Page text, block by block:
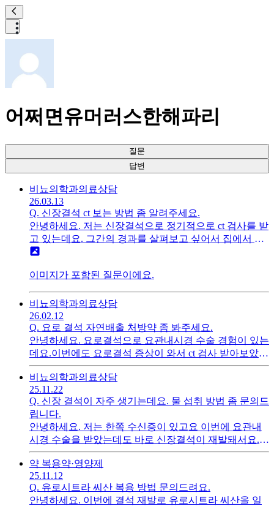
어쩌면유머러스한해파리
질문
답변
비뇨의학과의료상담
26.03.13
Q. 신장결석 ct 보는 방법 좀 알려주세요.
안녕하세요. 저는 신장결석으로 정기적으로 ct 검사를 받
고 있는데요. 그간의 경과를 살펴보고 싶어서 집에서 자
료를 열어봤는데 보기가 어렵네요..다른 슬라이스에서
요.아래 사진 캡처해서 업로드해보았는데요. 오른쪽에
하얀 점 1개, 왼쪽에 위아래로 하얀 점 2개가 보이는데요.
작년에 요관 결석 제거 수술 받은 직후에 찍은 것에도 보
이더라고요.결석 제거 후에 찍은 거라서 결석은 아닌 것
같은데요.이건 무슨 석회화라고 봐야 할까요? 아니면 ct
음영 때문에 보이는 걸까요?
이미지가 포함된 질문이에요.
비뇨의학과의료상담
26.02.12
Q. 요로 결석 자연배출 처방약 좀 봐주세요.
안녕하세요. 요로결석으로 요관내시경 수술 경험이 있는
데요.이번에도 요로결석 증상이 와서 ct 검사 받아보았는
데요. 수신증이 있지만0.2~0.3cm 로 자연배출을 권하시
더라고요.처방전을 받아왔는데요.한미탐시오디정 0.4mg
넥시움정 20mg펠루비 서방정유로시트라케이 서방정이
렇게 받아왔는데요. 저는 통증이 아주 가끔씩 치골쪽과
생식기 쪽이 콕콕 찌르는 통증이 있는데요.펠루비 서방
정이 진통 소염제이더라고요.가급적 신장에 무리주지 않
으려고 진통제는 먹지 않는 편인데요.그래서 펠루비 서
방정을 먹지 않거나 하루 2회를 1회분으로 줄여도 될까
요?단순히 진통제 뿐만이 아니라 소염제 역할도 하기에
먹는 게 좋을까요?
비뇨의학과의료상담
25.11.22
Q. 신장 결석이 자주 생기는데요. 물 섭취 방법 좀 문의드
립니다.
안녕하세요. 저는 한쪽 수신증이 있고요 이번에 요관내
시경 수술을 받았는데도 바로 신장결석이 재발돼서요..
(수신증은 그대로입니다.)제가 평소에 빈뇨감과 야간뇨
가 있어서 물 1.5리터를 나눠 마시는데요. (체중에 맞는
섭취량이 1.5리터 같습니다.)야간뇨가 신경쓰여서 취침
전 4시간 전까지만 마시고 다음날까지 거의 10시간 넘게
마시지 않더라고요.그래도 꼭 야간뇨 한번은 깹니다.ㅜ
약 복용약·영양제
25.11.12
Q. 유로시트라 씨산 복용 방법 문의드려요.
안녕하세요. 이번에 결석 재발로 유로시트라 씨산을 일